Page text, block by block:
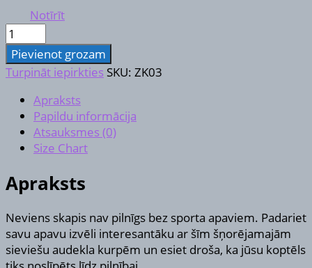
Notīrīt
Šņorējamas
sieviešu
audekla
kurpes
daudzums
Pievienot grozam
Turpināt iepirkties SKU: ZK03
Apraksts
Papildu informācija
Atsauksmes (0)
Size Chart
Apraksts
Neviens skapis nav pilnīgs bez sporta apaviem. Padariet
savu apavu izvēli interesantāku ar šīm šņorējamajām
sieviešu audekla kurpēm un esiet droša, ka jūsu koptēls